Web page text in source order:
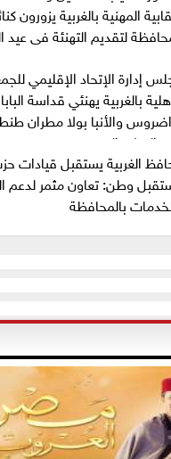
المهنية بالغربية يزورون
لتقديم التهنئة فى عيد
إدارة الإتحاد الإقليمي
بالغربية يهنئي قداسة البابا
والأنبا بولا مطران
بعيد الميلاد المجيد
الغربية يستقبل قيادات
وطن: تعاون مثمر لدعم
بالمحافظة